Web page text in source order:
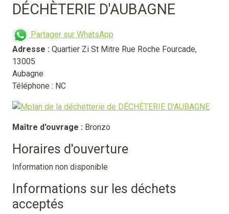
DÉCHÈTERIE D'AUBAGNE
Partager sur WhatsApp
Adresse : Quartier Zi St Mitre Rue Roche Fourcade,
13005
Aubagne
Téléphone : NC
Maître d'ouvrage : Bronzo
Horaires d'ouverture
Information non disponible
Informations sur les déchets
acceptés